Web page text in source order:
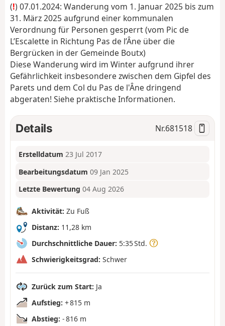
n
(!) 07.01.2024: Wanderung vom 1. Januar 2025 bis zum
31. März 2025 aufgrund einer kommunalen
Verordnung für Personen gesperrt (vom Pic de
L’Escalette in Richtung Pas de l’Âne über die
Bergrücken in der Gemeinde Boutx)
Diese Wanderung wird im Winter aufgrund ihrer
Gefährlichkeit insbesondere zwischen dem Gipfel des
Parets und dem Col du Pas de l'Âne dringend
abgeraten! Siehe praktische Informationen.
Details Nr.681518
Erstelldatum 23 Jul 2017
Bearbeitungsdatum 09 Jan 2025
Letzte Bewertung 04 Aug 2026
Aktivität: Zu Fuß
Distanz: 11,28 km
Durchschnittliche Dauer: 5:35 Std.
Schwierigkeitsgrad: Schwer
Zurück zum Start: Ja
Aufstieg: + 815 m
Abstieg: - 816 m